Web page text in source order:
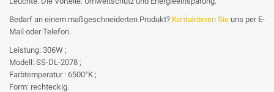
Bedarf an einem maßgeschneiderten Produkt? Kontaktieren Sie uns per E-
Mail oder Telefon.
Leistung: 306W ;
Modell: SS-DL-2078 ;
Farbtemperatur : 6500°K ;
Form: rechteckig.